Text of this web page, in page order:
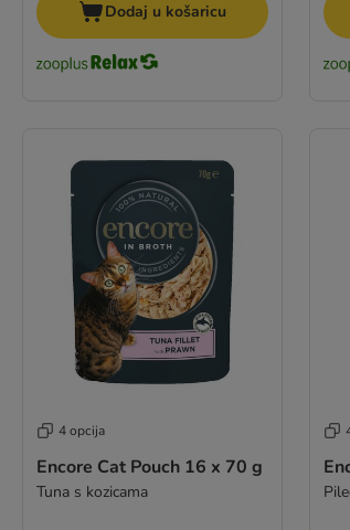
Dodaj u košaricu
4 opcija
Encore Cat Pouch 16 x 70 g
Tuna s kozicama